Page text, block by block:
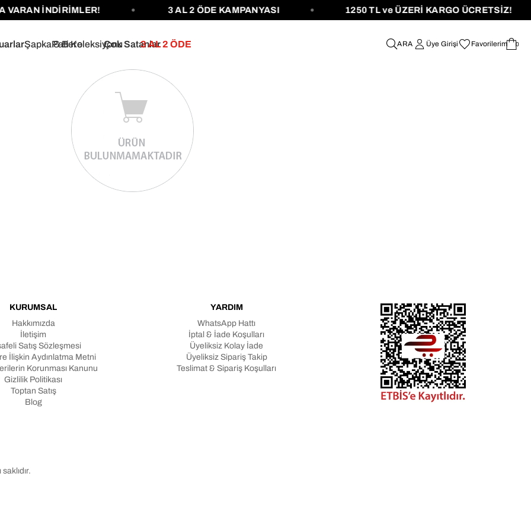
VARAN İNDİRİMLER! 3 AL 2 ÖDE KAMPANYASI 1250 TL ve ÜZERİ KARGO ÜCRETSİZ!
Şapka & BerePati KoleksiyonuÇok Satanlar3 AL 2 ÖDE Üye Girişi Favorilerim 0
KURUMSAL
Hakkımızda
İletişim
Satış Sözleşmesi
İlişkin Aydınlatma Metni
Korunması Kanunu
Gizlilik Politikası
Toptan Satış
Blog
YARDIM
WhatsApp Hattı
İptal & İade Koşulları
Üyeliksiz Kolay İade
Üyeliksiz Sipariş Takip
Teslimat & Sipariş Koşulları